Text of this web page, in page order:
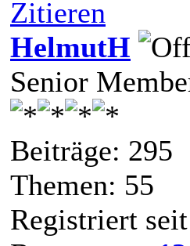
Zitieren
HelmutH
Senior
Beiträge: 295
Themen: 55
Registriert